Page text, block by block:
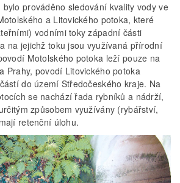
prováděno sledování kvality vody ve
a Litovického potoka, které
vodními toky západní části
na jejichž toku jsou využívaná přírodní
Motolského potoka leží pouze na
Prahy, povodí Litovického potoka
do území Středočeského kraje. Na
se nachází řada rybníků a nádrží,
způsobem využívány (rybářství,
retenční úlohu.